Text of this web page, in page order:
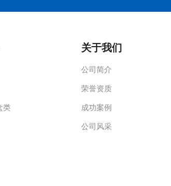
具有特定的性能或外观，以适应不同的玩具植绒需求。
绒通常用于需要较高耐用性和柔软度的玩具植绒。
湿性，为玩具提供舒适的触感。
的协调性。不同材料和规格的绒毛可以产生不同的外
则为0.8D—25D。例如，“1.5D×0.5mm”意味着绒毛
计、使用需求以及成本考虑来选择合适的绒毛材料和规
类
关于我们
公司简介
荣誉资质
成功案例
公司风采